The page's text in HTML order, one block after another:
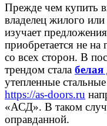
Прежде чем купить
владелец жилого
изучает
приобретается не
со всех сторон. В
трендом стала белая
утепленные
https://as-doors.ru
«АСД». В таком
оправданной.